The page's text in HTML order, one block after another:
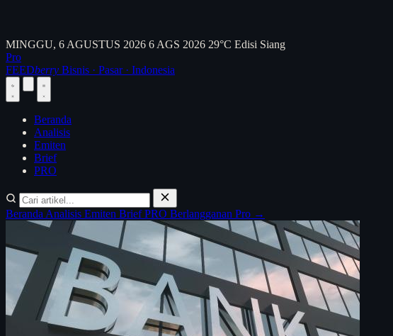
MINGGU, 6 AGUSTUS 2026 6 AGS 2026 29°C Edisi Siang
Pro
FEEDberry Bisnis · Pasar · Indonesia
Beranda
Analisis
Emiten
Brief
PRO
Beranda Analisis Emiten BriefPRO Berlangganan Pro →